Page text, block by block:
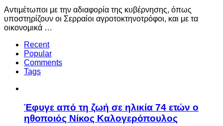
Αντιμέτωποι με την αδιαφορία της κυβέρνησης, όπως
υποστηρίζουν οι Σερραίοι αγροτοκτηνοτρόφοι, και με τα
οικονομικά …
Recent
Popular
Comments
Tags
Έφυγε από τη ζωή σε ηλικία 74 ετών ο
ηθοποιός Νίκος Καλογερόπουλος